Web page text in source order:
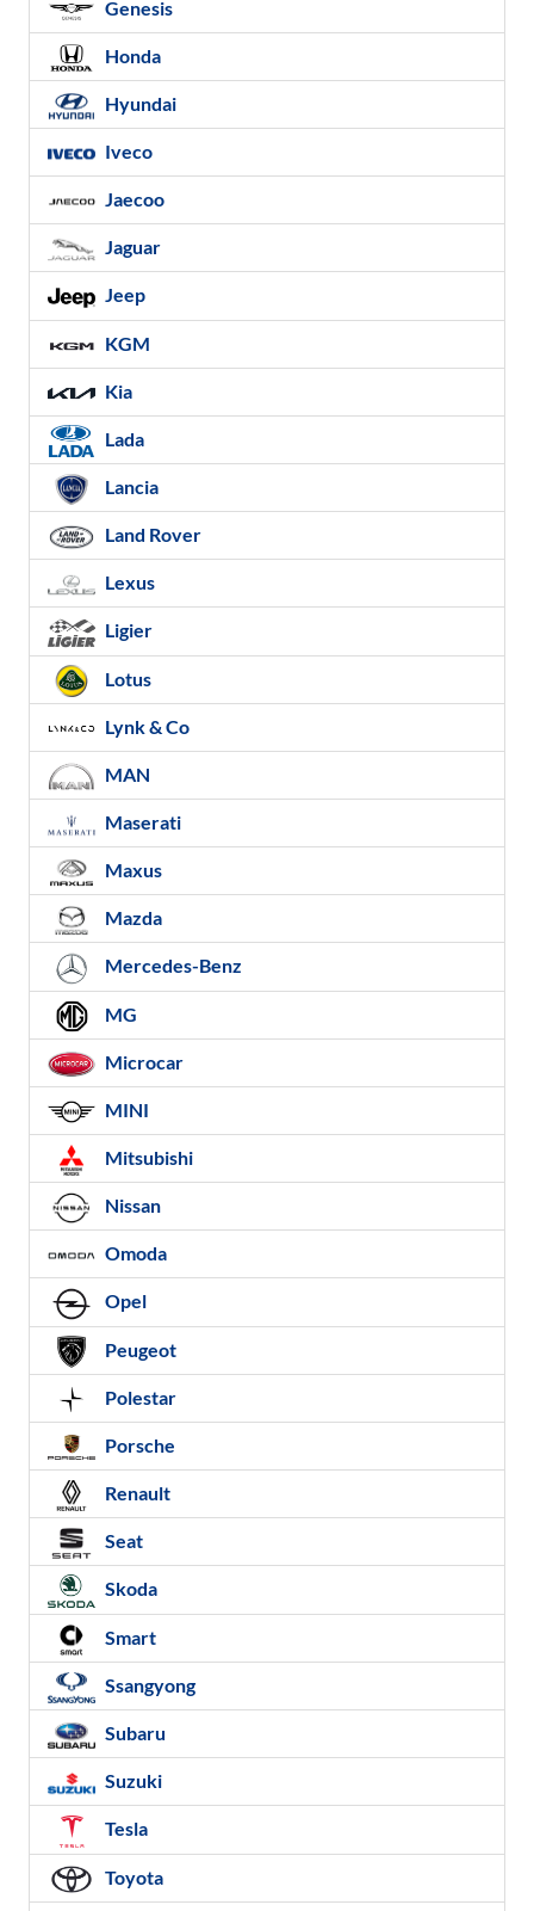
Genesis
Honda
Hyundai
Iveco
Jaecoo
Jaguar
Jeep
KGM
Kia
Lada
Lancia
Land Rover
Lexus
Ligier
Lotus
Lynk & Co
MAN
Maserati
Maxus
Mazda
Mercedes-Benz
MG
Microcar
MINI
Mitsubishi
Nissan
Omoda
Opel
Peugeot
Polestar
Porsche
Renault
Seat
Skoda
Smart
Ssangyong
Subaru
Suzuki
Tesla
Toyota